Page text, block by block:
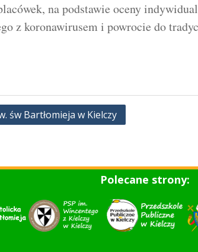
na podstawie oceny
z koronawirusem i powrocie do
św Bartłomieja w Kielczy
Polecane strony: